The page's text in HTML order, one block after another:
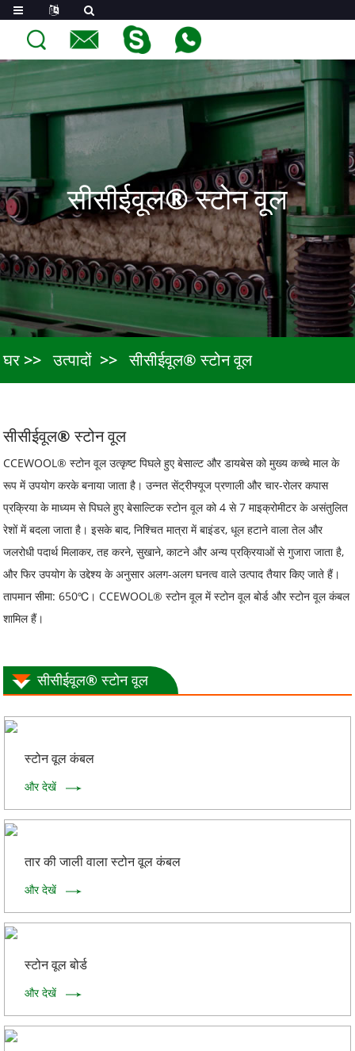
सीसीईवूल® स्टोन वूल
घर उत्पादों सीसीईवूल® स्टोन वूल
सीसीईवूल® स्टोन वूल
CCEWOOL® स्टोन वूल उत्कृष्ट पिघले हुए बेसाल्ट और डायबेस को मुख्य कच्चे माल के
रूप में उपयोग करके बनाया जाता है। उन्नत सेंट्रीफ्यूज प्रणाली और चार-रोलर कपास
प्रक्रिया के माध्यम से पिघले हुए बेसाल्टिक स्टोन वूल को 4 से 7 माइक्रोमीटर के असंतुलित
रेशों में बदला जाता है। इसके बाद, निश्चित मात्रा में बाइंडर, धूल हटाने वाला तेल और
जलरोधी पदार्थ मिलाकर, तह करने, सुखाने, काटने और अन्य प्रक्रियाओं से गुजारा जाता है,
और फिर उपयोग के उद्देश्य के अनुसार अलग-अलग घनत्व वाले उत्पाद तैयार किए जाते हैं।
तापमान सीमा: 650℃। CCEWOOL® स्टोन वूल में स्टोन वूल बोर्ड और स्टोन वूल कंबल
शामिल हैं।
सीसीईवूल® स्टोन वूल
स्टोन वूल कंबल
और देखें
तार की जाली वाला स्टोन वूल कंबल
और देखें
स्टोन वूल बोर्ड
और देखें